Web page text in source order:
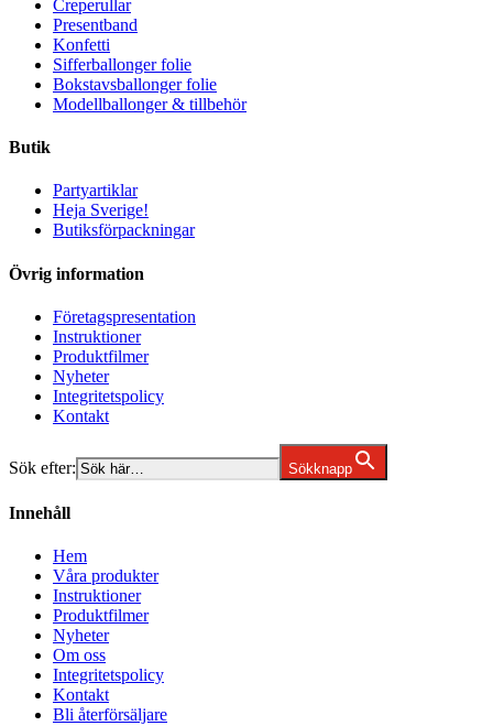
Creperullar
Presentband
Konfetti
Sifferballonger folie
Bokstavsballonger folie
Modellballonger & tillbehör
Butik
Partyartiklar
Heja Sverige!
Butiksförpackningar
Övrig information
Företagspresentation
Instruktioner
Produktfilmer
Nyheter
Integritetspolicy
Kontakt
Sök efter: Sökknapp
Innehåll
Hem
Våra produkter
Instruktioner
Produktfilmer
Nyheter
Om oss
Integritetspolicy
Kontakt
Bli återförsäljare